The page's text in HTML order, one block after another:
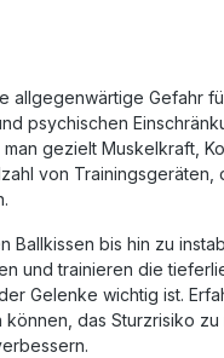
allgegenwärtige Gefahr
psychischen
gezielt Muskelkraft,
von
Ballkissen bis hin zu
und trainieren die
Gelenke wichtig ist.
das Sturzrisiko